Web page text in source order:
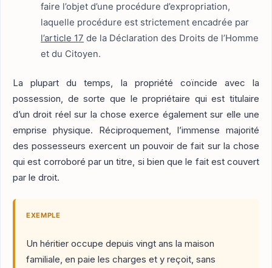
faire l’objet d’une procédure d’expropriation,
laquelle procédure est strictement encadrée par
l’article 17 de la Déclaration des Droits de l’Homme
et du Citoyen.
La plupart du temps, la propriété coïncide avec la
possession, de sorte que le propriétaire qui est titulaire
d’un droit réel sur la chose exerce également sur elle une
emprise physique. Réciproquement, l’immense majorité
des possesseurs exercent un pouvoir de fait sur la chose
qui est corroboré par un titre, si bien que le fait est couvert
par le droit.
EXEMPLE
Un héritier occupe depuis vingt ans la maison
familiale, en paie les charges et y reçoit, sans